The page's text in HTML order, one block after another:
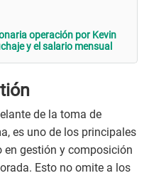
operación por Kevin
y el salario mensual
de la toma de
es uno de los principales
en gestión y composición
Esto no omite a los